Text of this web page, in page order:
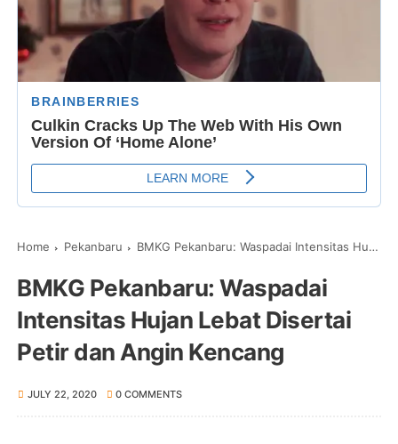
Home Pekanbaru BMKG Pekanbaru: Waspadai Intensitas Hujan Lebat Disertai Petir dan Angin Kencang
BMKG Pekanbaru: Waspadai
Intensitas Hujan Lebat Disertai
Petir dan Angin Kencang
JULY 22, 2020 0 COMMENTS